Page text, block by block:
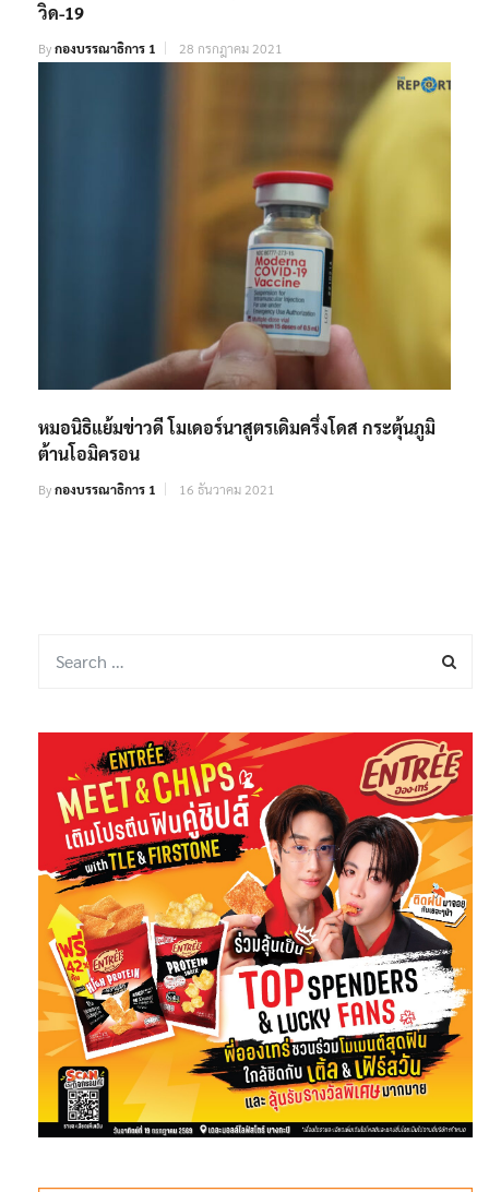
วิด-19
Byกองบรรณาธิการ 1 28 กรกฎาคม 2021
หมอนิธิแย้มข่าวดี โมเดอร์นาสูตรเดิมครึ่งโดส กระตุ้นภูมิ
ต้านโอมิครอน
Byกองบรรณาธิการ 1 16 ธันวาคม 2021